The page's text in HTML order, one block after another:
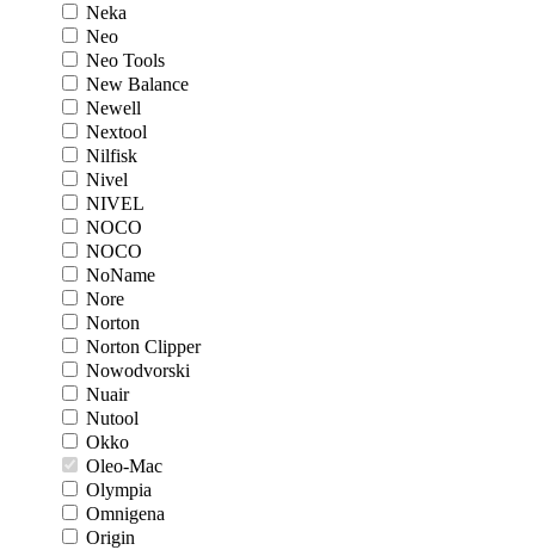
Neka
Neo
Neo Tools
New Balance
Newell
Nextool
Nilfisk
Nivel
NIVEL
NOCO
NOCO
NoName
Nore
Norton
Norton Clipper
Nowodvorski
Nuair
Nutool
Okko
Oleo-Mac
Olympia
Omnigena
Origin